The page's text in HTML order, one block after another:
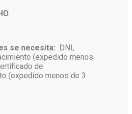
se necesita: DNI,
(expedido menos
de
(expedido menos de 3